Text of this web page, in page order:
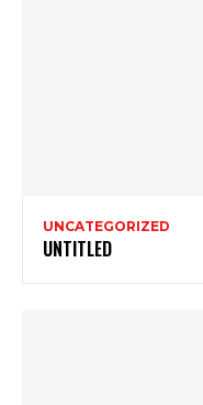
UNCATEGORIZED
UNTITLED